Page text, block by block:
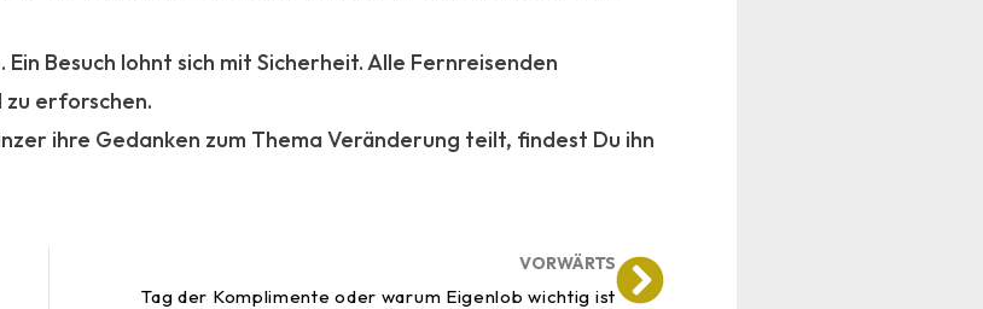
Besuch lohnt sich mit Sicherheit. Alle Fernreisenden
erforschen.
ihre Gedanken zum Thema Veränderung teilt, findest Du ihn
VORWÄRTS
Tag der Komplimente oder warum Eigenlob wichtig ist